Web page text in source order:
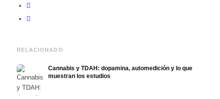
RELACIONADO
Cannabis y TDAH: dopamina, automedición y lo que
muestran los estudios